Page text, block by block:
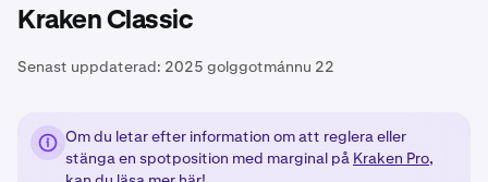
Kraken Classic
Senast uppdaterad: 2025 golggotmánnu 22
Om du letar efter information om att reglera eller
stänga en spotposition med marginal på Kraken Pro,